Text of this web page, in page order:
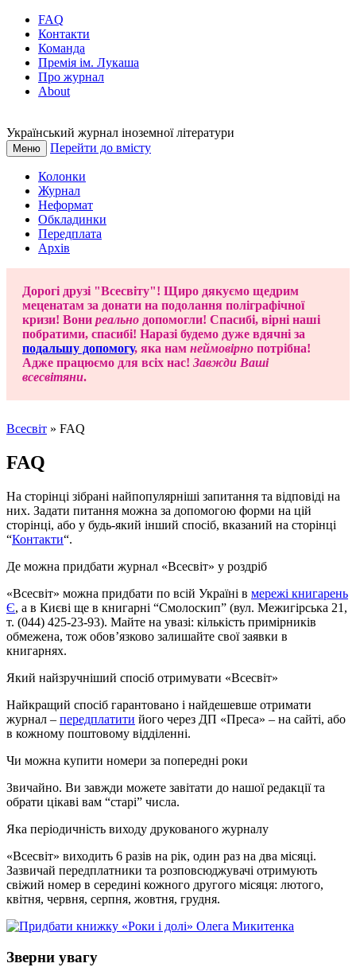
FAQ
Контакти
Команда
Премія ім. Лукаша
Про журнал
About
Український журнал іноземної літератури
Меню Перейти до вмісту
Колонки
Журнал
Неформат
Обкладинки
Передплата
Архів
Дорогі друзі "Всесвіту"! Щиро дякуємо щедрим
меценатам за донати на подолання поліграфічної
кризи! Вони реально допомогли! Спасибі, вірні наші
побратими, спасибі! Наразі будемо дуже вдячні за
подальшу допомогу, яка нам неймовірно потрібна!
Адже працюємо для всіх нас! Завжди Ваші
всесвітяни.
Всесвіт » FAQ
FAQ
На сторінці зібрані найпопулярніші запитання та відповіді на
них. Задати питання можна за допомогою форми на цій
сторінці, або у будь-який інший спосіб, вказаний на сторінці
“Контакти“.
Де можна придбати журнал «Всесвіт» у роздріб
«Всесвіт» можна придбати по всій Україні в мережі книгарень
Є, а в Києві ще в книгарні “Смолоскип” (вул. Межигірська 21,
т. (044) 425-23-93). Майте на увазі: кількість примірників
обмежена, тож обов’язково залишайте свої заявки в
книгарнях.
Який найзручніший спосіб отримувати «Всесвіт»
Найкращий спосіб гарантовано і найдешевше отримати
журнал – передплатити його через ДП «Преса» – на сайті, або
в кожному поштовому відділенні.
Чи можна купити номери за попередні роки
Звичайно. Ви завжди можете завітати до нашої редакції та
обрати цікаві вам “старі” числа.
Яка періодичність виходу друкованого журналу
«Всесвіт» виходить 6 разів на рік, один раз на два місяці.
Зазвичай передплатники та розповсюджувачі отримують
свіжий номер в середині кожного другого місяця: лютого,
квітня, червня, серпня, жовтня, грудня.
Зверни увагу